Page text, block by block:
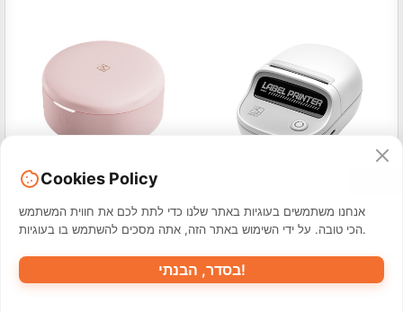
מדפסת מיני מדפסת טביעת חום HPRT 2 אינץ
Cookies Policy
אנחנו משתמשים בעוגיות באתר שלנו כדי לתת לכם את חווית המשתמש
הכי טובה. על ידי השימוש באתר הזה, אתה מסכים להשתמש בו בעוגיות.
בסדר, הבנתי!